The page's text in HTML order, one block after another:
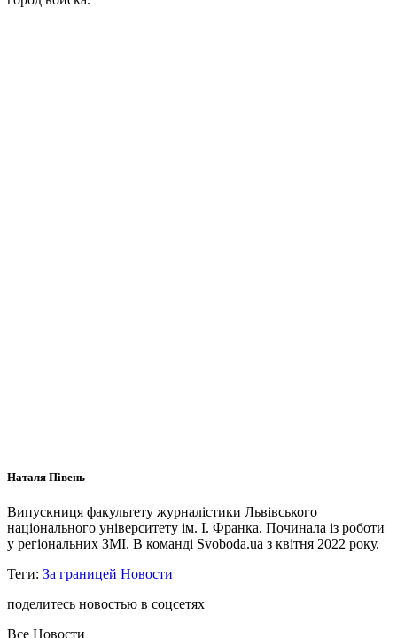
Наталя Півень
Випускниця факультету журналістики Львівського
національного університету ім. І. Франка. Починала із роботи
у регіональних ЗМІ. В команді Svoboda.ua з квітня 2022 року.
Теги: За границей Новости
поделитесь новостью в соцсетях
Все Новости